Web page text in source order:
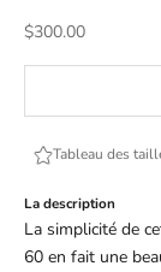
Prix de vente
$300.00
Tableau des
La description
La simplicité de
60 en fait une